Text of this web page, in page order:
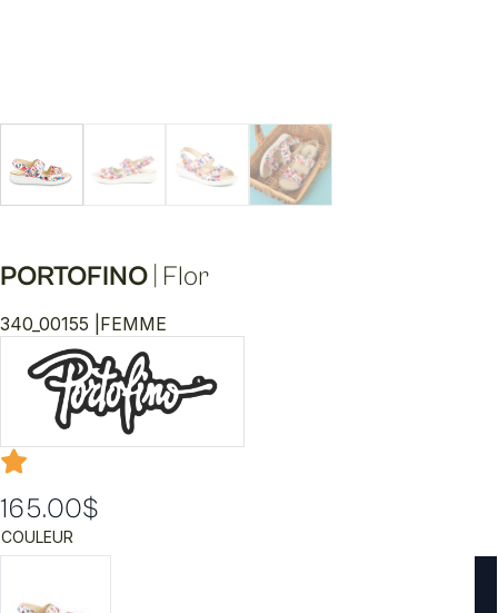
PORTOFINO Flor
340_00155 | FEMME
165.00$
COULEUR